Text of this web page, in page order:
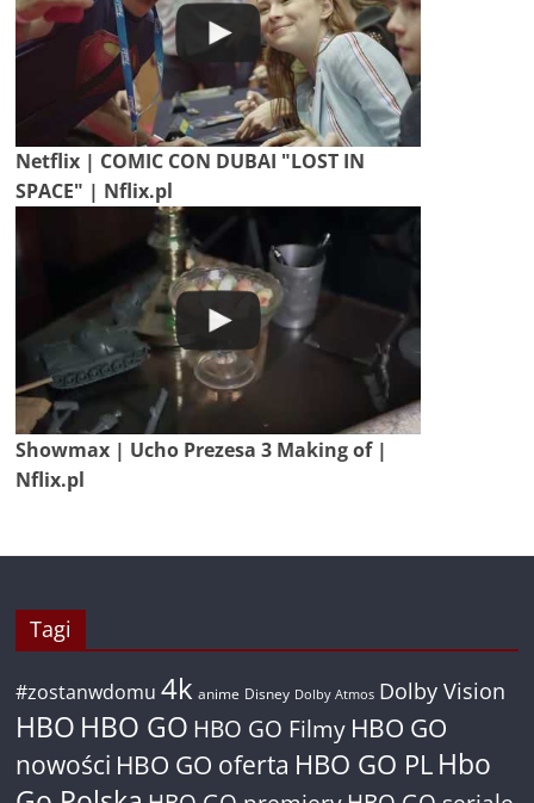
Netflix | COMIC CON DUBAI "LOST IN
SPACE" | Nflix.pl
Showmax | Ucho Prezesa 3 Making of |
Nflix.pl
Tagi
#zostanwdomu 4k anime Disney Dolby Atmos Dolby Vision
HBO HBO GO HBO GO Filmy HBO GO
nowości HBO GO oferta HBO GO PL Hbo